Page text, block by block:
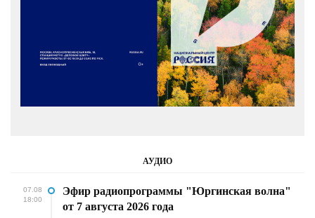
АУДИО
07.08
18:00
Эфир радиопрограммы "Юргинская волна"
от 7 августа 2026 года